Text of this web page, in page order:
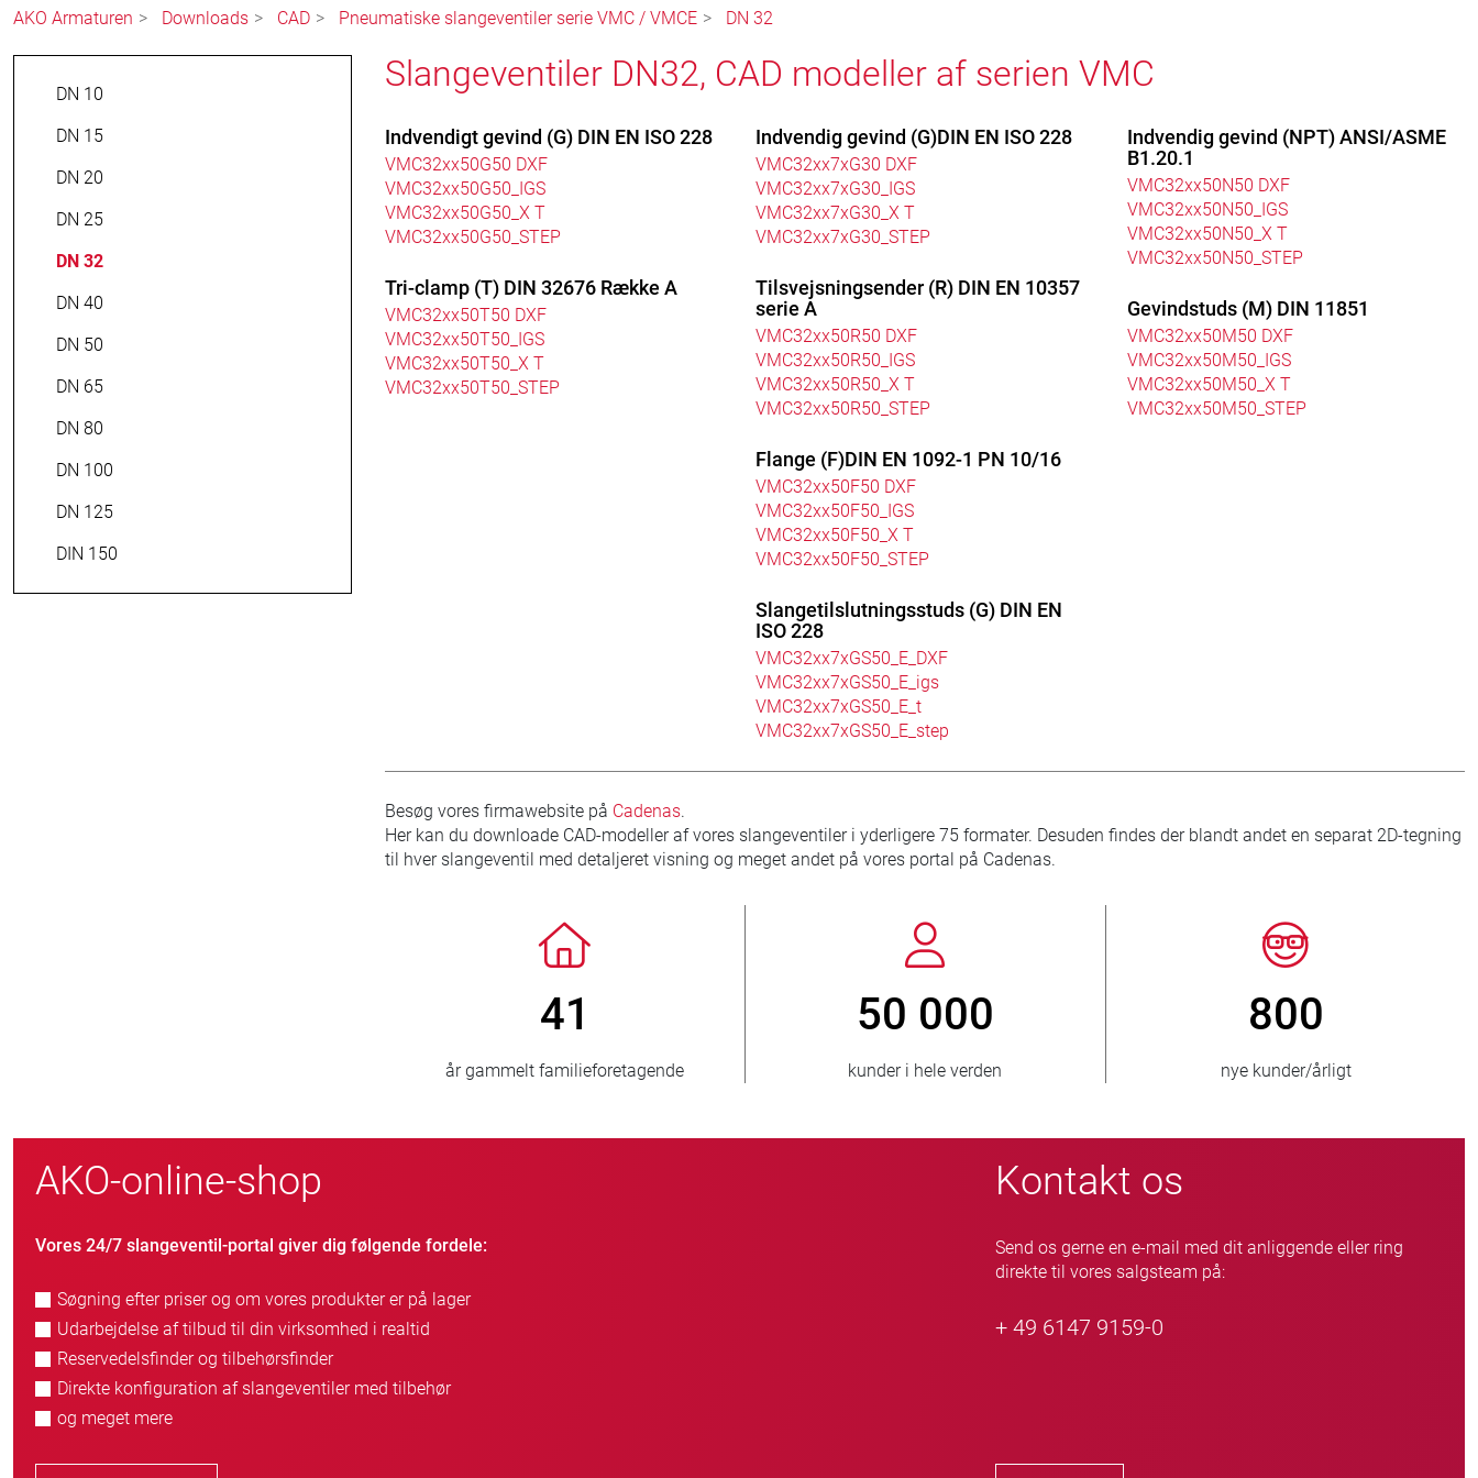
AKO Armaturen Downloads CAD Pneumatiske slangeventiler serie VMC / VMCE DN 32
DN 10
DN 15
DN 20
DN 25
DN 32
DN 40
DN 50
DN 65
DN 80
DN 100
DN 125
DIN 150
Slangeventiler DN32, CAD modeller af serien VMC
Indvendigt gevind (G) DIN EN ISO 228
VMC32xx50G50 DXF
VMC32xx50G50_IGS
VMC32xx50G50_X T
VMC32xx50G50_STEP
Tri-clamp (T) DIN 32676 Række A
VMC32xx50T50 DXF
VMC32xx50T50_IGS
VMC32xx50T50_X T
VMC32xx50T50_STEP
Indvendig gevind (G)DIN EN ISO 228
VMC32xx7xG30 DXF
VMC32xx7xG30_IGS
VMC32xx7xG30_X T
VMC32xx7xG30_STEP
Tilsvejsningsender (R) DIN EN 10357
serie A
VMC32xx50R50 DXF
VMC32xx50R50_IGS
VMC32xx50R50_X T
VMC32xx50R50_STEP
Flange (F)DIN EN 1092-1 PN 10/16
VMC32xx50F50 DXF
VMC32xx50F50_IGS
VMC32xx50F50_X T
VMC32xx50F50_STEP
Slangetilslutningsstuds (G) DIN EN
ISO 228
VMC32xx7xGS50_E_DXF
VMC32xx7xGS50_E_igs
VMC32xx7xGS50_E_t
VMC32xx7xGS50_E_step
Indvendig gevind (NPT) ANSI/ASME
B1.20.1
VMC32xx50N50 DXF
VMC32xx50N50_IGS
VMC32xx50N50_X T
VMC32xx50N50_STEP
Gevindstuds (M) DIN 11851
VMC32xx50M50 DXF
VMC32xx50M50_IGS
VMC32xx50M50_X T
VMC32xx50M50_STEP
Besøg vores firmawebsite på Cadenas.
Her kan du downloade CAD-modeller af vores slangeventiler i yderligere 75 formater. Desuden findes der blandt andet en separat 2D-tegning
til hver slangeventil med detaljeret visning og meget andet på vores portal på Cadenas.
nye kunder/årligt
> 3 500 000
solgte enheder
150
lande, der leveres til
AKO-online-shop
Vores 24/7 slangeventil-portal giver dig følgende fordele:
Søgning efter priser og om vores produkter er på lager
Udarbejdelse af tilbud til din virksomhed i realtid
Reservedelsfinder og tilbehørsfinder
Direkte konfiguration af slangeventiler med tilbehør
og meget mere
Kontakt os
Send os gerne en e-mail med dit anliggende eller ring
direkte til vores salgsteam på:
+ 49 6147 9159-0